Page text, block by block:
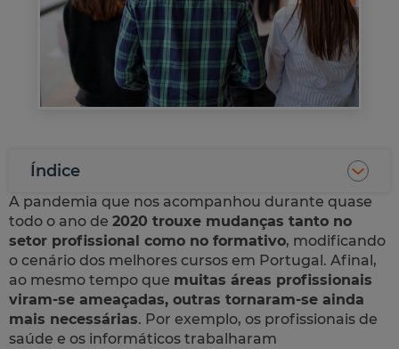
Índice
A pandemia que nos acompanhou durante quase
todo o ano de 2020 trouxe mudanças tanto no
setor profissional como no formativo, modificando
o cenário dos melhores cursos em Portugal. Afinal,
ao mesmo tempo que muitas áreas profissionais
viram-se ameaçadas, outras tornaram-se ainda
mais necessárias. Por exemplo, os profissionais de
saúde e os informáticos trabalharam